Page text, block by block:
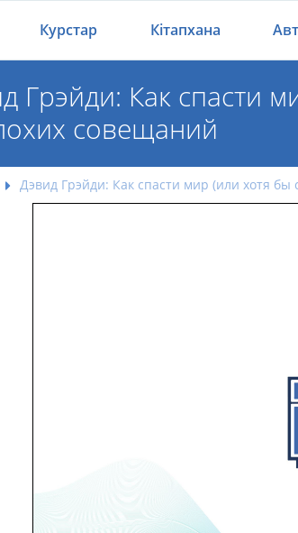
Курстар Кітапхана
Грэйди: Как спасти
совещаний
Дэвид Грэйди: Как спасти мир (или хотя бы
Дэвид Грэйди: Как спасти